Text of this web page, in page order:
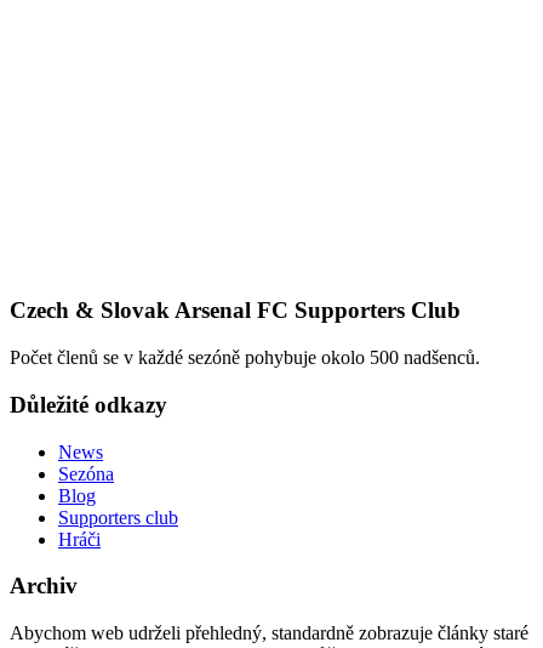
Czech & Slovak Arsenal FC Supporters Club
Počet členů se v každé sezóně pohybuje okolo 500 nadšenců.
Důležité odkazy
News
Sezóna
Blog
Supporters club
Hráči
Archiv
Abychom web udrželi přehledný, standardně zobrazuje články staré